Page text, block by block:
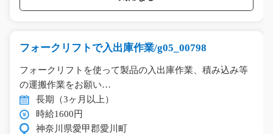
フォークリフトで入出庫作業/g05_00798
フォークリフトを使って製品の入出庫作業、積み込み等
の運搬作業をお願い…
長期（3ヶ月以上）
時給1600円
神奈川県愛甲郡愛川町